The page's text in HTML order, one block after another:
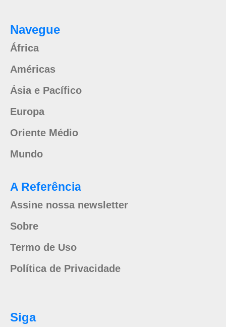
Navegue
África
Américas
Ásia e Pacífico
Europa
Oriente Médio
Mundo
A Referência
Assine nossa newsletter
Sobre
Termo de Uso
Política de Privacidade
Siga